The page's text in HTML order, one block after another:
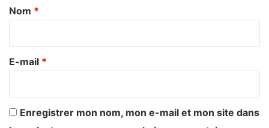
a
e
Nom *
E-mail *
Enregistrer mon nom, mon e-mail et mon site dans